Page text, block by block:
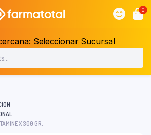
0
Seleccionar Sucursal
X 300 GR.